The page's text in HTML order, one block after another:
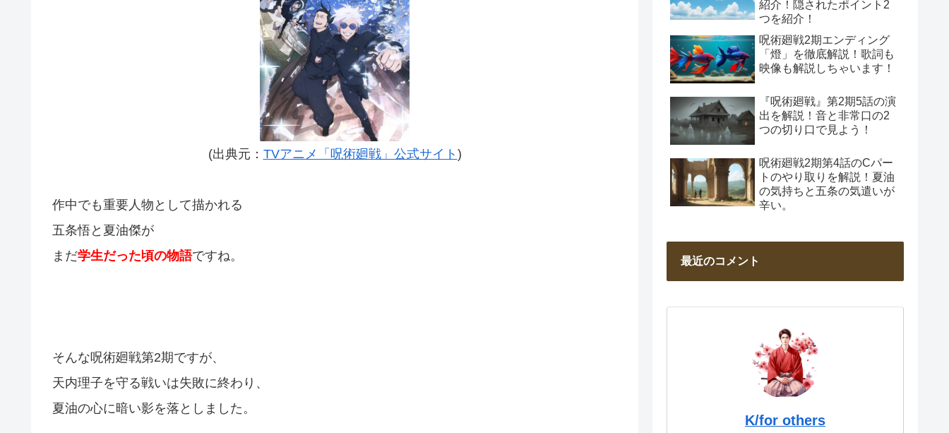
(出典元： TVアニメ「呪術廻戦」公式サイト )
作中でも重要人物として描かれる
五条悟と夏油傑が
まだ学生だった頃の物語ですね。
そんな呪術廻戦第2期ですが、
天内理子を守る戦いは失敗に終わり、
夏油の心に暗い影を落としました。
紹介！隠されたポイント2
つを紹介！
呪術廻戦2期エンディング
「燈」を徹底解説！歌詞も
映像も解説しちゃいます！
『呪術廻戦』第2期5話の演
出を解説！音と非常口の2
つの切り口で見よう！
呪術廻戦2期第4話のCパー
トのやり取りを解説！夏油
の気持ちと五条の気遣いが
辛い。
最近のコメント
K/for others